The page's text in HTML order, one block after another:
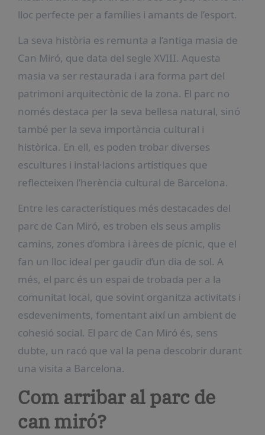
lloc perfecte per a famílies i amants de l’esport.
La seva història es remunta a l’antiga masia de
Can Miró, que data del segle XVIII. Aquesta
masia va ser restaurada i ara forma part del
patrimoni arquitectònic de la zona. El parc no
només destaca per la seva bellesa natural, sinó
també per la seva importància cultural i
històrica. En ell, es poden trobar diverses
escultures i instal·lacions artístiques que
reflecteixen l’herència cultural de Barcelona.
Entre les característiques més destacades del
parc de Can Miró, es troben els seus amplis
camins, zones d’ombra i àrees de pícnic, que el
fan un lloc ideal per gaudir d’un dia de sol. A
més, el parc és un espai de trobada per a la
comunitat local, que sovint organitza activitats i
esdeveniments, fomentant així un ambient de
cohesió social. El parc de Can Miró és, sens
dubte, un racó que val la pena descobrir durant
una visita a Barcelona.
Com arribar al parc de
can miró?